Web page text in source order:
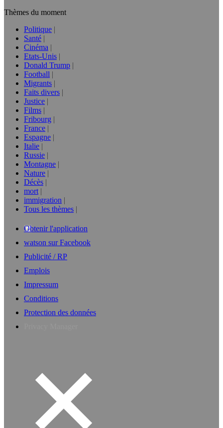
Thèmes du moment
Politique
Santé
Cinéma
Etats-Unis
Donald Trump
Football
Migrants
Faits divers
Justice
Films
Fribourg
France
Espagne
Italie
Russie
Montagne
Nature
Décès
mort
immigration
Tous les thèmes
Obtenir l'application
watson sur Facebook
Publicité / RP
Emplois
Impressum
Conditions
Protection des données